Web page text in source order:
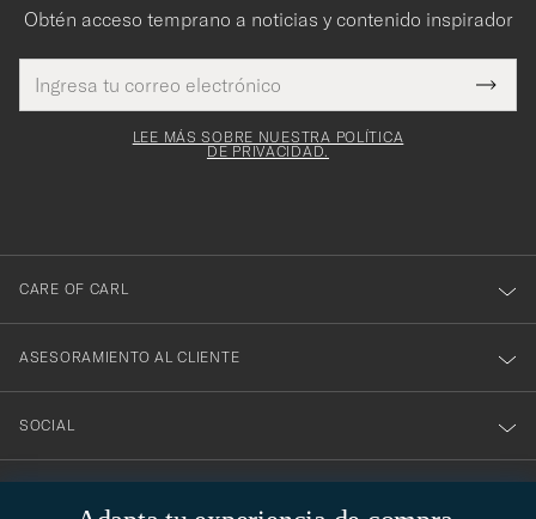
Obtén acceso temprano a noticias y contenido inspirador
de
correo
Este
es
¡Gracias
por
suscribirte
boletín!
LEE MÁS SOBRE NUESTRA POLÍTICA
DE PRIVACIDAD.
CARE OF CARL
ASESORAMIENTO AL CLIENTE
SOCIAL